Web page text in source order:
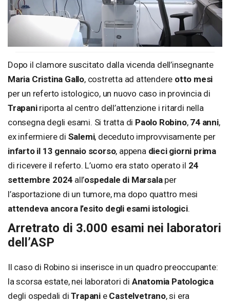
Dopo il clamore suscitato dalla vicenda dell’insegnante
Maria Cristina Gallo, costretta ad attendere otto mesi
per un referto istologico, un nuovo caso in provincia di
Trapaniriporta al centro dell’attenzione i ritardi nella
consegna degli esami. Si tratta di Paolo Robino, 74 anni,
ex infermiere di Salemi, deceduto improvvisamente per
infarto il 13 gennaio scorso, appena dieci giorni prima
di ricevere il referto. L’uomo era stato operato il 24
settembre 2024 all’ospedale di Marsalaper
l’asportazione di un tumore, ma dopo quattro mesi
attendeva ancora l’esito degli esami istologici.
Arretrato di 3.000 esami nei laboratori
dell’ASP
Il caso di Robino si inserisce in un quadro preoccupante:
la scorsa estate, nei laboratori di Anatomia Patologica
degli ospedali diTrapani e Castelvetrano, si era